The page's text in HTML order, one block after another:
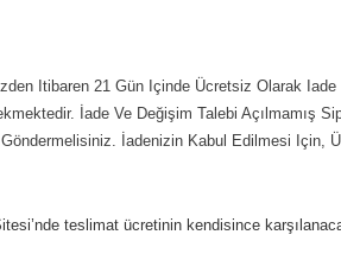
Itibaren 21 Gün Içinde Ücretsiz Olarak
İade Ve Değişim Talebi Açılmamış
İadenizin Kabul Edilmesi Için,
teslimat ücretinin kendisince